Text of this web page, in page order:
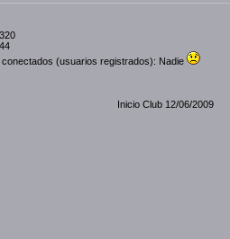
conectados (usuarios registrados): Nadie
Inicio Club 12/06/2009